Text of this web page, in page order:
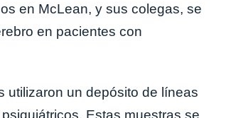
en McLean, y sus colegas, se
en pacientes con
utilizaron un depósito de líneas
Estas muestras se